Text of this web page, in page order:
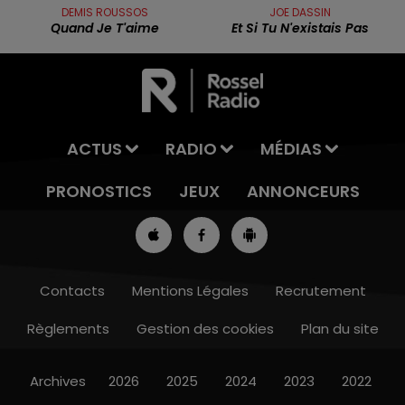
11h00 - 12h00
DEMIS ROUSSOS
Quand Je T'aime
JOE DASSIN
Et Si Tu N'existais Pas
ACTUS RADIO
MÉDIAS
PRONOSTICS
JEUX ANNONCEURS
Contacts Mentions Légales
Recrutement
Règlements
Gestion des cookies Plan du site
Archives 2026 2025 2024 2023 2022